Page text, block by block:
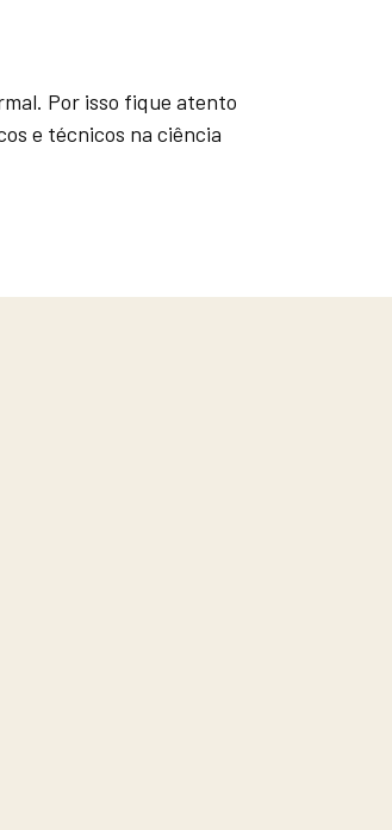
Por isso fique atento
e técnicos na ciência